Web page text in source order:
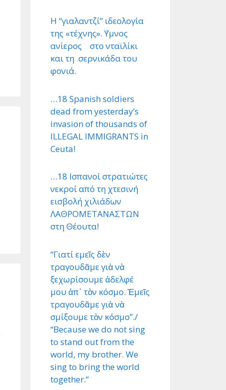
Η “γιαλαντζί” ιδεολογία
της «τέχνης». ΄Υμνος
ανίερος στο νταϊλίκι
και τη σερνικάδα του
φονιά.
…18 Spanish soldiers
dead from yesterday’s
invasion of thousands of
ILLEGAL IMMIGRANTS in
Ceuta!
…18 Ισπανοί στρατιώτες
νεκροί από τη χτεσινή
εισβολή χιλιάδων
ΛΑΘΡΟΜΕΤΑΝΑΣΤΩΝ
στη Θέουτα!
“Γιατί εμεῖς δὲν
τραγουδᾶμε γιὰ νὰ
ξεχωρίσουμε ἀδελφέ
μου ἀπ᾿ τὸν κόσμο. Ἐμεῖς
τραγουδᾶμε γιὰ νὰ
σμίξουμε τὸν κόσμο”./
“Because we do not sing
to stand out from the
world, my brother. We
sing to bring the world
together.”